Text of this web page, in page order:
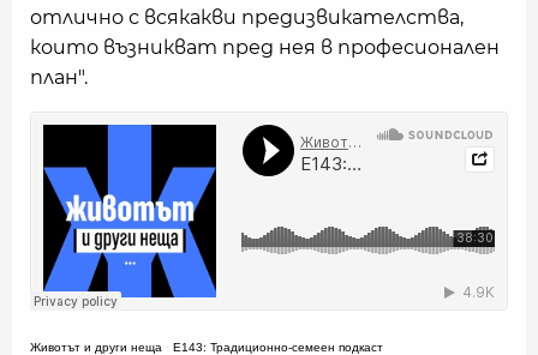
отлично с всякакви предизвикателства,
които възникват пред нея в професионален
план".
Животът и други неща · Е143: Традиционно-семеен подкаст